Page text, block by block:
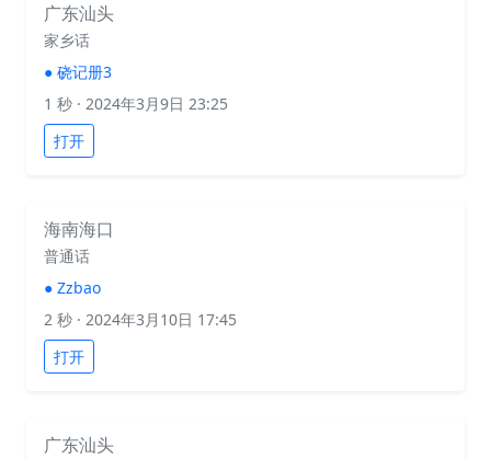
广东汕头
家乡话
● 硗记册3
1 秒 · 2024年3月9日 23:25
打开
海南海口
普通话
● Zzbao
2 秒 · 2024年3月10日 17:45
打开
广东汕头